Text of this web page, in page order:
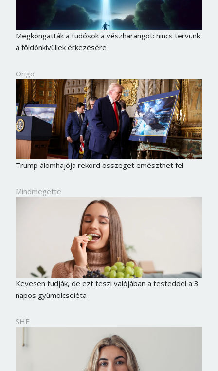
Megkongatták a tudósok a vészharangot: nincs tervünk
a földönkívüliek érkezésére
Origo
Trump álomhajója rekord összeget emészthet fel
Mindmegette
Kevesen tudják, de ezt teszi valójában a testeddel a 3
napos gyümölcsdiéta
SHE